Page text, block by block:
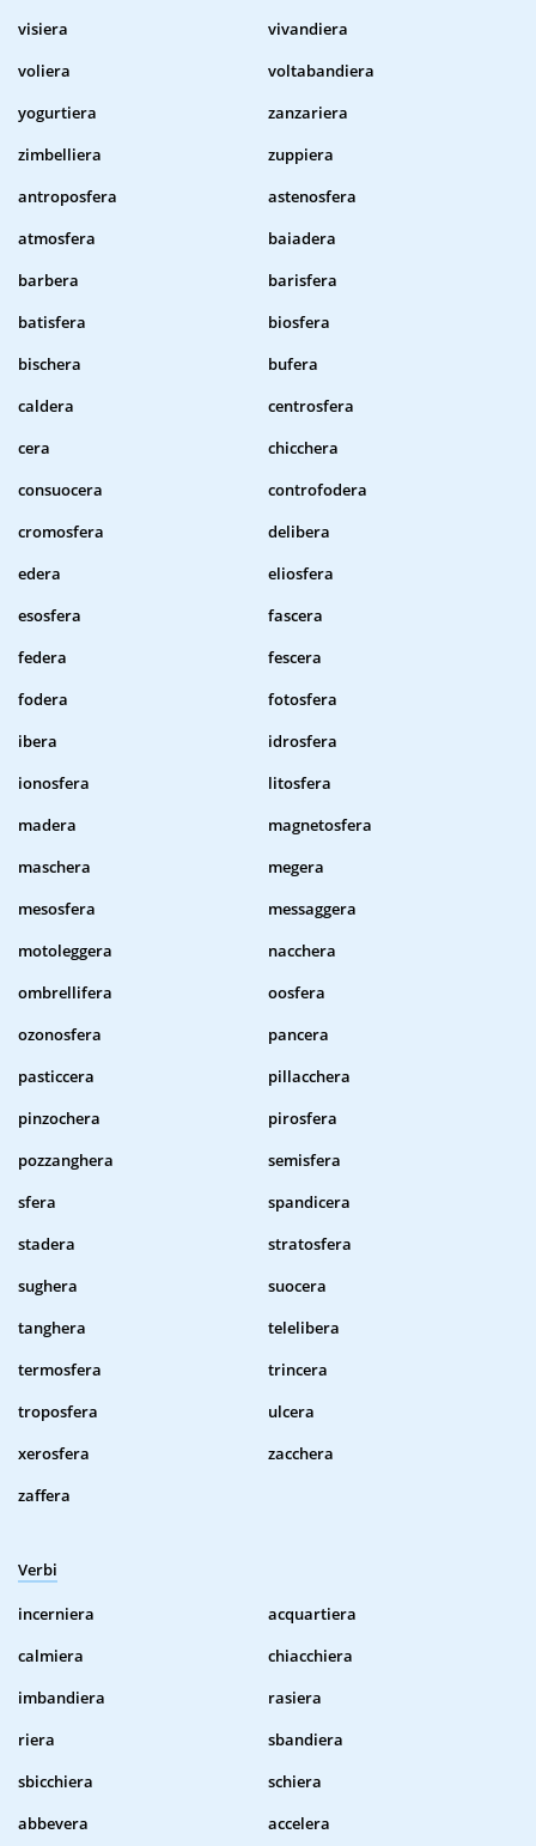
visiera
vivandiera
voliera
voltabandiera
yogurtiera
zanzariera
zimbelliera
zuppiera
antroposfera
astenosfera
atmosfera
baiadera
barbera
barisfera
batisfera
biosfera
bischera
bufera
caldera
centrosfera
cera
chicchera
consuocera
controfodera
cromosfera
delibera
edera
eliosfera
esosfera
fascera
federa
fescera
fodera
fotosfera
ibera
idrosfera
ionosfera
litosfera
madera
magnetosfera
maschera
megera
mesosfera
messaggera
motoleggera
nacchera
ombrellifera
oosfera
ozonosfera
pancera
pasticcera
pillacchera
pinzochera
pirosfera
pozzanghera
semisfera
sfera
spandicera
stadera
stratosfera
sughera
suocera
tanghera
telelibera
termosfera
trincera
troposfera
ulcera
xerosfera
zacchera
zaffera
Verbi
incerniera
acquartiera
calmiera
chiacchiera
imbandiera
rasiera
riera
sbandiera
sbicchiera
schiera
abbevera
accelera